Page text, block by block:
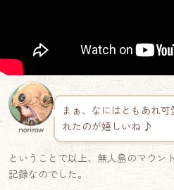
norirow
まぁ、なにはともあれ
れたのが嬉しいね ♪
ということで以上、無人島のマウン
記録なのでした。